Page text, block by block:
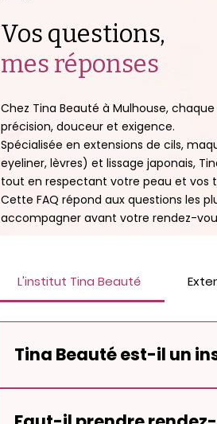
Vos questions,
mes réponses
​Chez Tina Beauté à Mulhouse,
précision, douceur et exigence.
Spécialisée en extensions de cils,
eyeliner, lèvres) et lissage japonais,
tout en respectant votre peau et vos
Cette FAQ répond aux questions les
accompagner avant votre rendez-
L'institut Tina Beauté
Tina Beauté est-il un
accueillir dans un environnement